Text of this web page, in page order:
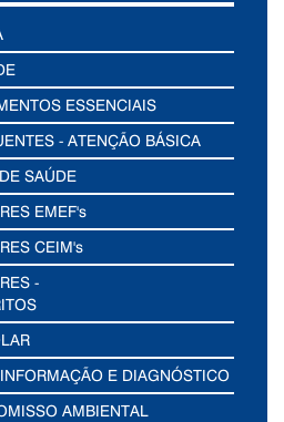
ESSENCIAIS
- ATENÇÃO BÁSICA
SAÚDE
EMEF's
CEIM's
-
E DIAGNÓSTICO
AMBIENTAL